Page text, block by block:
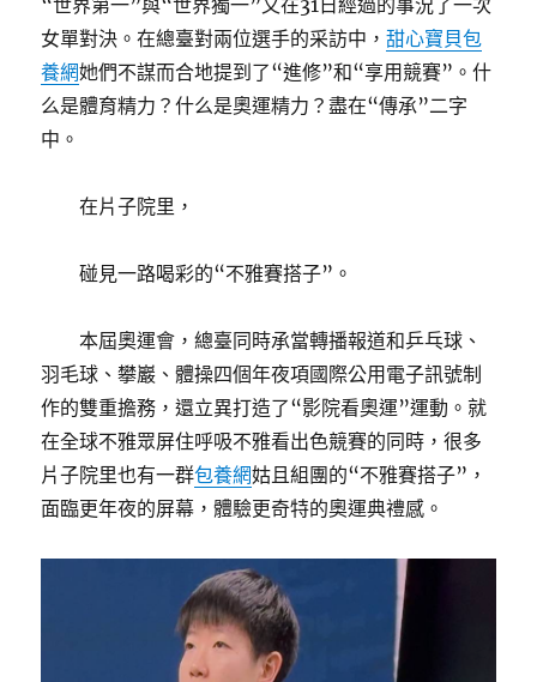
“世界第一”與“世界獨一”又在31日經過的事況了一次
女單對決。在總臺對兩位選手的采訪中，甜心寶貝包
養網她們不謀而合地提到了“進修”和“享用競賽”。什
么是體育精力？什么是奧運精力？盡在“傳承”二字
中。
在片子院里，
碰見一路喝彩的“不雅賽搭子”。
本屆奧運會，總臺同時承當轉播報道和乒乓球、
羽毛球、攀巖、體操四個年夜項國際公用電子訊號制
作的雙重擔務，還立異打造了“影院看奧運”運動。就
在全球不雅眾屏住呼吸不雅看出色競賽的同時，很多
片子院里也有一群包養網姑且組團的“不雅賽搭子”，
面臨更年夜的屏幕，體驗更奇特的奧運典禮感。